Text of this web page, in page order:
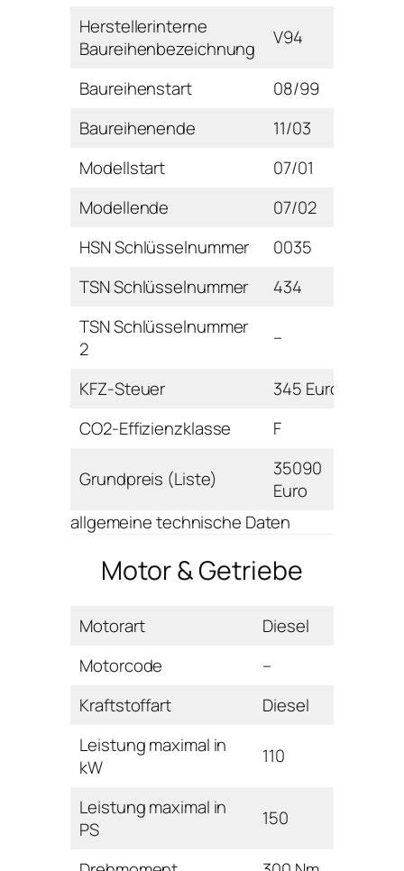
Herstellerinterne
Baureihenbezeichnung
V94
Baureihenstart
08/99
Baureihenende
11/03
Modellstart
07/01
Modellende
07/02
HSN Schlüsselnummer
0035
TSN Schlüsselnummer
434
TSN Schlüsselnummer
2
–
KFZ-Steuer
345 Euro
CO2-Effizienzklasse
F
Grundpreis (Liste)
35090
Euro
allgemeine technische Daten
Motor & Getriebe
Motorart
Diesel
Motorcode
–
Kraftstoffart
Diesel
Leistung maximal in
kW
110
Leistung maximal in
PS
150